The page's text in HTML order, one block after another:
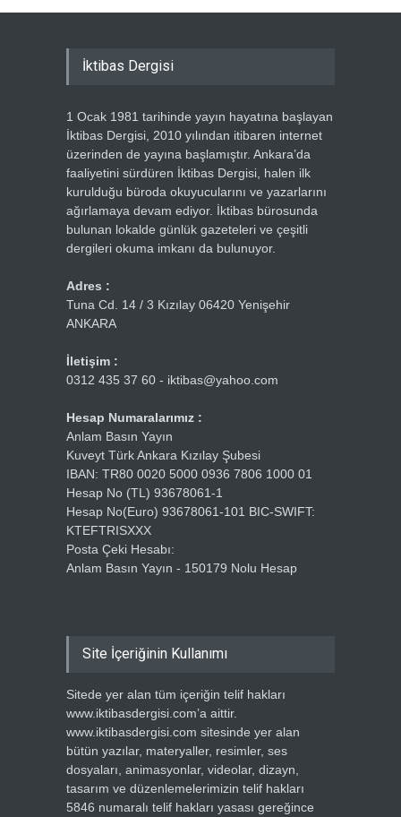
İktibas Dergisi
1 Ocak 1981 tarihinde yayın hayatına başlayan
İktibas Dergisi, 2010 yılından itibaren internet
üzerinden de yayına başlamıştır. Ankara’da
faaliyetini sürdüren İktibas Dergisi, halen ilk
kurulduğu büroda okuyucularını ve yazarlarını
ağırlamaya devam ediyor. İktibas bürosunda
bulunan lokalde günlük gazeteleri ve çeşitli
dergileri okuma imkanı da bulunuyor.
Adres :
Tuna Cd. 14 / 3 Kızılay 06420 Yenişehir
ANKARA
İletişim :
0312 435 37 60 - iktibas@yahoo.com
Hesap Numaralarımız :
Anlam Basın Yayın
Kuveyt Türk Ankara Kızılay Şubesi
IBAN: TR80 0020 5000 0936 7806 1000 01
Hesap No (TL) 93678061-1
Hesap No(Euro) 93678061-101 BIC-SWIFT:
KTEFTRISXXX
Posta Çeki Hesabı:
Anlam Basın Yayın - 150179 Nolu Hesap
Site İçeriğinin Kullanımı
Sitede yer alan tüm içeriğin telif hakları
www.iktibasdergisi.com’a aittir.
www.iktibasdergisi.com sitesinde yer alan
bütün yazılar, materyaller, resimler, ses
dosyaları, animasyonlar, videolar, dizayn,
tasarım ve düzenlemelerimizin telif hakları
5846 numaralı telif hakları yasası gereğince